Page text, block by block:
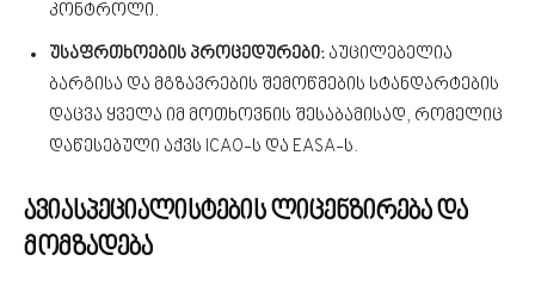
კონტროლი.
უსაფრთხოების პროცედურები: აუცილებელია
ბარგისა და მგზავრების შემოწმების სტანდარტების
დაცვა ყველა იმ მოთხოვნის შესაბამისად, რომელიც
დაწესებული აქვს ICAO-ს და EASA-ს.
ავიასპეციალისტების ლიცენზირება და
მომზადება